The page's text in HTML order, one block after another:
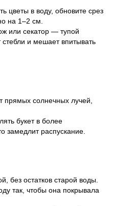
цветы в воду, обновите срез
на 1–2 см.
или секатор — тупой
стебли и мешает впитывать
прямых солнечных лучей,
букет в более
замедлит распускание.
без остатков старой воды.
так, чтобы она покрывала